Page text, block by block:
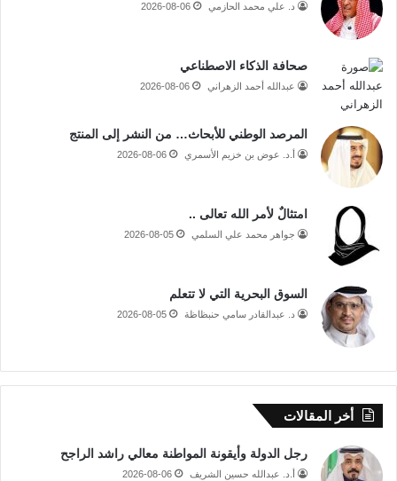
د. علي محمد الحازمي 2026-08-06
صحافة الذكاء الاصطناعي
عبدالله أحمد الزهراني 2026-08-06
المرصد الوطني للأبحاث… من النشر إلى المنتج
أ.د. عوض بن خزيم الأسمري 2026-08-06
امتثالٌ لأمر الله تعالى ..
جواهر محمد علي السلمي 2026-08-05
السوق البحرية التي لا تتعلم
د. عبدالقادر سامي حنبظاظة 2026-08-05
أخر المقالات
رجل الدولة وأيقونة المواطنة معالي راشد الراجح
أ.د. عبدالله حسين الشريف 2026-08-06